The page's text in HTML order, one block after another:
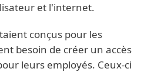
et l'internet.
conçus pour les
besoin de créer un accès
leurs employés. Ceux-ci